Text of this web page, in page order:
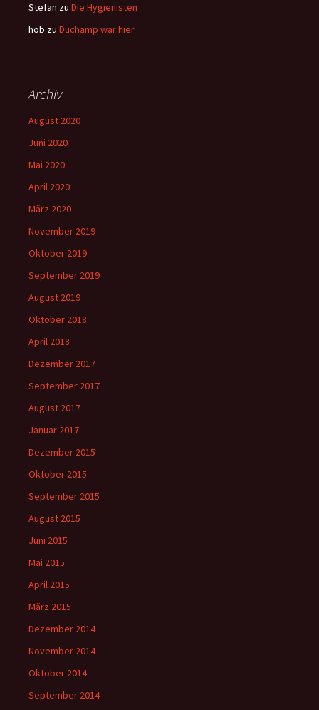
Stefan zu Die Hygienisten
hob zu Duchamp war hier
Archiv
August 2020
Juni 2020
Mai 2020
April 2020
März 2020
November 2019
Oktober 2019
September 2019
August 2019
Oktober 2018
April 2018
Dezember 2017
September 2017
August 2017
Januar 2017
Dezember 2015
Oktober 2015
September 2015
August 2015
Juni 2015
Mai 2015
April 2015
März 2015
Dezember 2014
November 2014
Oktober 2014
September 2014